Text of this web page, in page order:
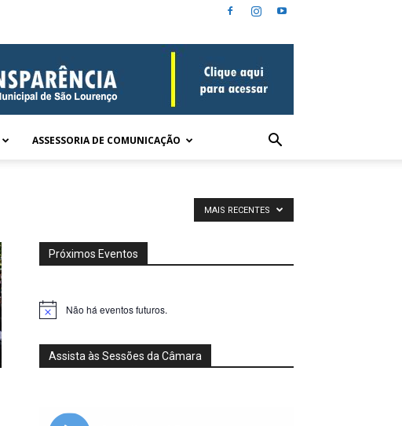
ASSESSORIA DE COMUNICAÇÃO
MAIS RECENTES
Próximos Eventos
Notice Não há eventos futuros.
Assista às Sessões da Câmara